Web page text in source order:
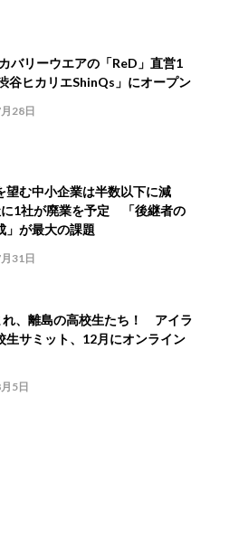
バリーウエアの「ReD」直営1
ヒカリエShinQs」にオープン
28日
望む中小企業は半数以下に減
1社が廃業を予定 「後継者の
」が最大の課題
31日
れ、離島の高校生たち！ アイラ
生サミット、12月にオンライン
5日